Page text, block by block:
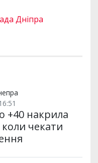
Дніпра
+40 накрила
чекати